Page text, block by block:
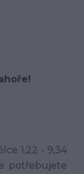
1,22 - 9,34
potřebujete